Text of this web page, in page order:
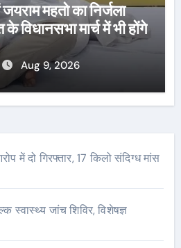
महतो का निर्जला
विधानसभा मार्च में भी होंगे
Aug 9, 2026
में दो गिरफ्तार, 17 किलो संदिग्ध मांस
स्वास्थ्य जांच शिविर, विशेषज्ञ